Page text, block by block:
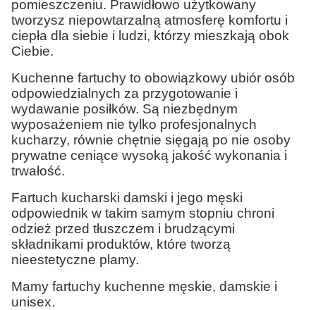
pomieszczeniu. Prawidłowo użytkowany
tworzysz niepowtarzalną atmosferę komfortu i
ciepła dla siebie i ludzi, którzy mieszkają obok
Ciebie.
Kuchenne fartuchy to obowiązkowy ubiór osób
odpowiedzialnych za przygotowanie i
wydawanie posiłków. Są niezbędnym
wyposażeniem nie tylko profesjonalnych
kucharzy, równie chętnie sięgają po nie osoby
prywatne ceniące wysoką jakość wykonania i
trwałość.
Fartuch kucharski damski i jego męski
odpowiednik w takim samym stopniu chroni
odzież przed tłuszczem i brudzącymi
składnikami produktów, które tworzą
nieestetyczne plamy.
Mamy fartuchy kuchenne męskie, damskie i
unisex.